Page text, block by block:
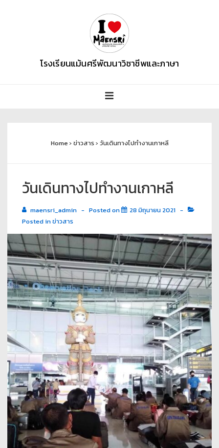
โรงเรียนแม้นศรีพัฒนาวิชาชีพและภาษา
Home› ข่าวสาร › วันเดินทางไปทำงานเกาหลี
วันเดินทางไปทำงานเกาหลี
maensri_admin Posted on
28 มิถุนายน 2021
Posted inข่าวสาร